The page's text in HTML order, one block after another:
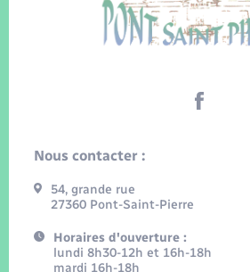
Nous contacter :
54, grande rue
27360 Pont-Saint-Pierre
Horaires d'ouverture :
lundi 8h30-12h et 16h-18h
mardi 16h-18h